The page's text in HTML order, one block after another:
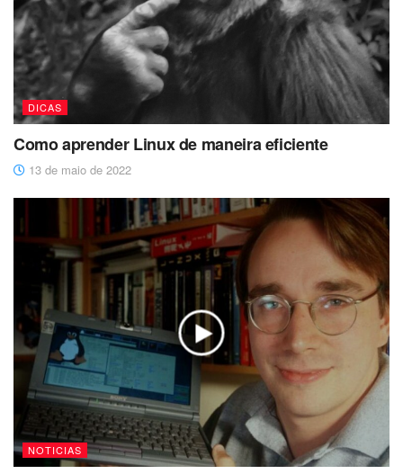
DICAS
Como aprender Linux de maneira eficiente
13 de maio de 2022
NOTICIAS